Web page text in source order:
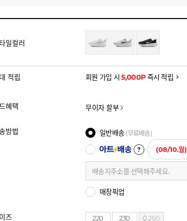
일컬러
적립 회원 가입 시5,000P즉시 적립
혜택 무이자 할부
방법 일반배송 (무료배송)
(08/10.월)
배송지주소를 선택해주세요.
매장픽업
즈 220 230 250